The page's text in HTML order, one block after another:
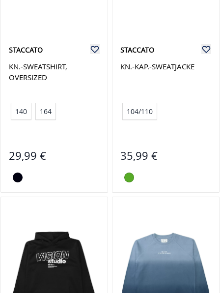
STACCATO
KN.-SWEATSHIRT,
OVERSIZED
140 164
29,99 €
STACCATO
KN.-KAP.-SWEATJACKE
104/110
35,99 €